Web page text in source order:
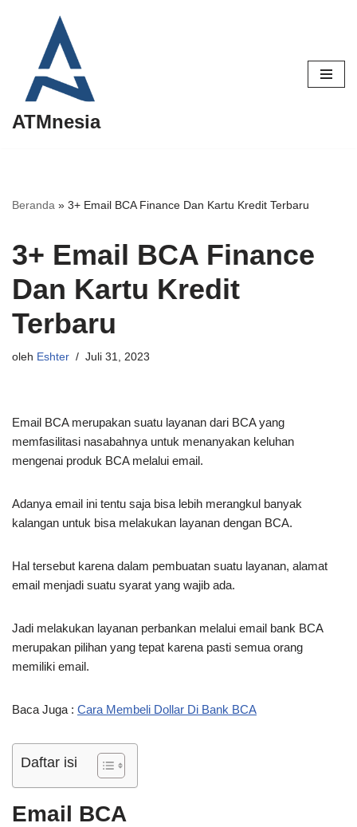
Lompat
konten
ATMnesia
Beranda » 3+ Email BCA Finance Dan Kartu Kredit Terbaru
3+ Email BCA Finance
Dan Kartu Kredit
Terbaru
oleh Eshter Juli 31, 2023
Email BCA merupakan suatu layanan dari BCA yang
memfasilitasi nasabahnya untuk menanyakan keluhan
mengenai produk BCA melalui email.
Adanya email ini tentu saja bisa lebih merangkul banyak
kalangan untuk bisa melakukan layanan dengan BCA.
Hal tersebut karena dalam pembuatan suatu layanan, alamat
email menjadi suatu syarat yang wajib ada.
Jadi melakukan layanan perbankan melalui email bank BCA
merupakan pilihan yang tepat karena pasti semua orang
memiliki email.
Baca Juga : Cara Membeli Dollar Di Bank BCA
Daftar isi
Email BCA